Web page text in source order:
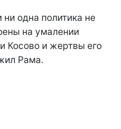
одна политика не
на умалении
Косово и жертвы его
Рама.